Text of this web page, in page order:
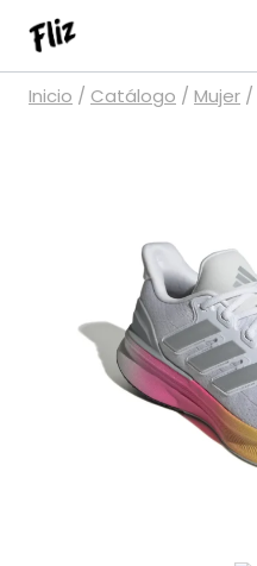
Saltar
contenido
Inicio / Catálogo / Mujer /